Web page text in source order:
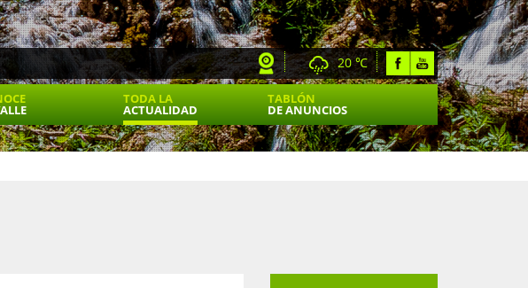
20 ℃
TODA LA
ACTUALIDAD
TABLÓN
DE ANUNCIOS